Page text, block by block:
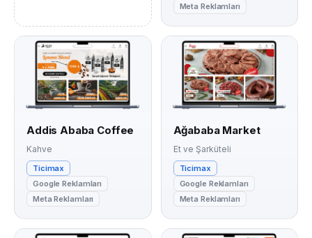
Meta Reklamları
Addis Ababa Coffee
Kahve
Ticimax
Google Reklamları
Meta Reklamları
Ağababa Market
Et ve Şarküteli
Ticimax
Google Reklamları
Meta Reklamları